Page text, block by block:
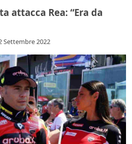
attacca Rea: “Era da
Settembre 2022